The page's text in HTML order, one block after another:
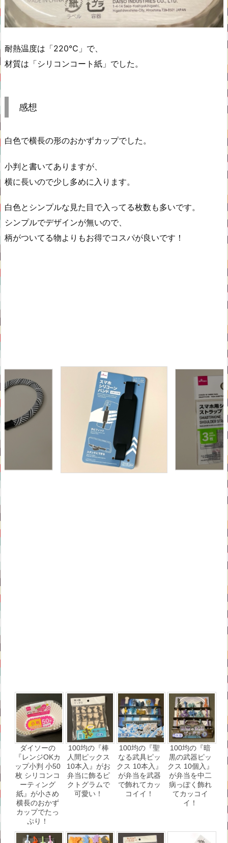
耐熱温度は「220℃」で、
材質は「シリコンコート紙」でした。
感想
白色で横長の形のおかずカップでした。
小判と書いてありますが、
横に長いので少し多めに入ります。
白色とシンプルな見た目で入ってる枚数も多いです。
シンプルでデザインが無いので、
柄がついてる物よりもお得でコスパが良いです！
ダイソーの
『レンジOKカ
ップ小判 小50
枚 シリコンコ
ーティング
紙』が小さめ
横長のおかず
カップでたっ
ぷり！
100均の『棒
人間ピックス
10本入』がお
弁当に飾るピ
クトグラムで
可愛い！
100均の『聖
なる武具ピッ
クス 10本入』
が弁当を武器
で飾れてカッ
コイイ！
100均の『暗
黒の武器ピッ
クス 10個入』
が弁当を中二
病っぽく飾れ
てカッコイ
イ！